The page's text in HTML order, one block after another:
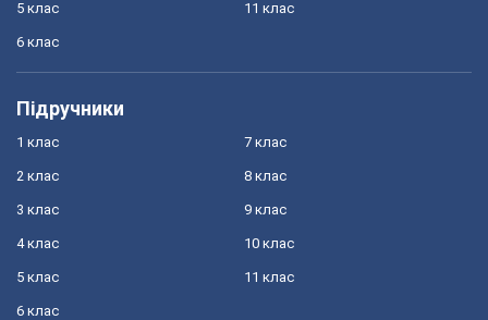
5 клас
6 клас
11 клас
Підручники
1 клас
2 клас
3 клас
4 клас
5 клас
6 клас
7 клас
8 клас
9 клас
10 клас
11 клас